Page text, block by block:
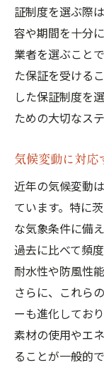
証制度を選ぶ際
容や期間を十分
業者を選ぶこと
た保証を受ける
した保証制度を
ための大切なス
気候変動に対応
近年の気候変動
ています。特に
な気象条件に備
過去に比べて頻
耐水性や防風性
さらに、これら
ーも進化してお
素材の使用やエ
ることが一般的